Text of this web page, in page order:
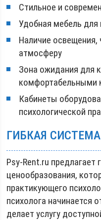
Стильное и
Удобная мебель для
Наличие освещения,
атмосферу
Зона ожидания для
комфортабельными
Кабинеты
психологической
ГИБКАЯ
Psy-Rent.ru предлагает
ценообразования,
практикующего
психолога начинается
делает услугу